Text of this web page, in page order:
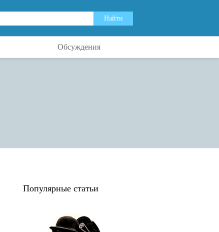
Обсуждения
Популярные статьи